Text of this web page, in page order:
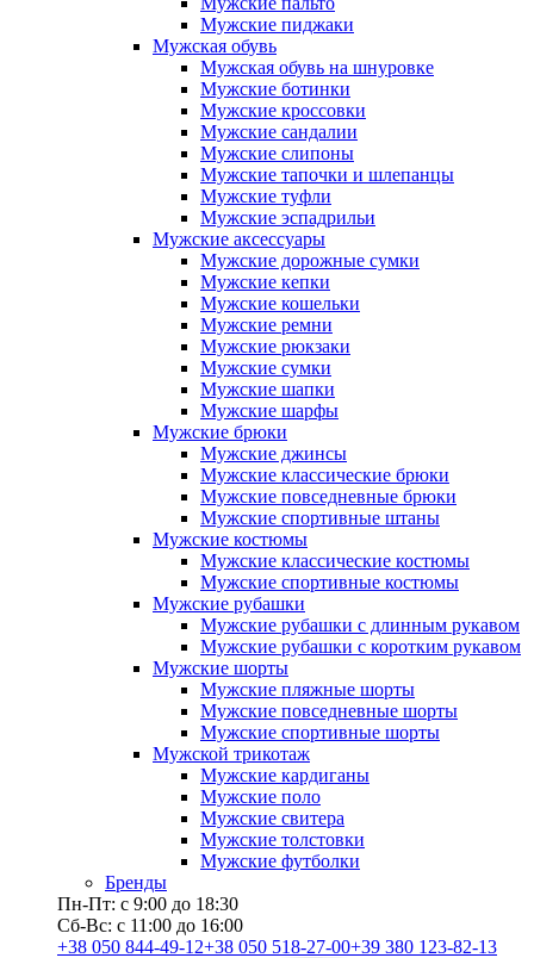
Мужские пиджаки
Мужская обувь
Мужская обувь на шнуровке
Мужские ботинки
Мужские кроссовки
Мужские сандалии
Мужские слипоны
Мужские тапочки и шлепанцы
Мужские туфли
Мужские эспадрильи
Мужские аксессуары
Мужские дорожные сумки
Мужские кепки
Мужские кошельки
Мужские ремни
Мужские рюкзаки
Мужские сумки
Мужские шапки
Мужские шарфы
Мужские брюки
Мужские джинсы
Мужские классические брюки
Мужские повседневные брюки
Мужские спортивные штаны
Мужские костюмы
Мужские классические костюмы
Мужские спортивные костюмы
Мужские рубашки
Мужские рубашки с длинным рукавом
Мужские рубашки с коротким рукавом
Мужские шорты
Мужские пляжные шорты
Мужские повседневные шорты
Мужские спортивные шорты
Мужской трикотаж
Мужские кардиганы
Мужские поло
Мужские свитера
Мужские толстовки
Мужские футболки
Бренды
Пн-Пт: с 9:00 до 18:30
Сб-Вс: с 11:00 до 16:00
+38 050 844-49-12+38 050 518-27-00+39 380 123-82-13